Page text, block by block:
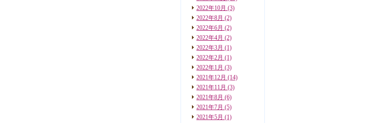
2022年10月 (3)
2022年8月 (2)
2022年6月 (2)
2022年4月 (2)
2022年3月 (1)
2022年2月 (1)
2022年1月 (3)
2021年12月 (14)
2021年11月 (3)
2021年8月 (6)
2021年7月 (5)
2021年5月 (1)